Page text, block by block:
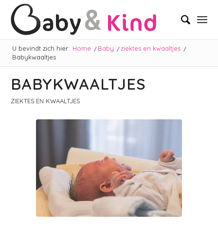
U bevindt zich hier: Home / Baby / ziektes en kwaaltjes /
Babykwaaltjes
BABYKWAALTJES
ZIEKTES EN KWAALTJES